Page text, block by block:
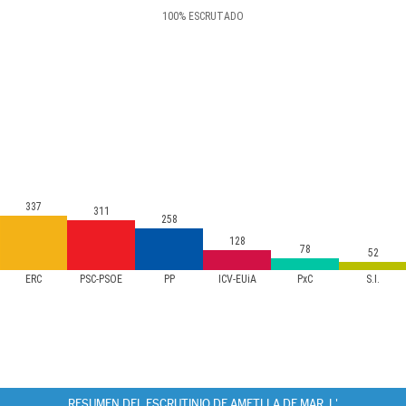
100% ESCRUTADO
ERC PSC-PSOE PP ICV-EUiA PxC S.I.
337 311
258
128
78 52